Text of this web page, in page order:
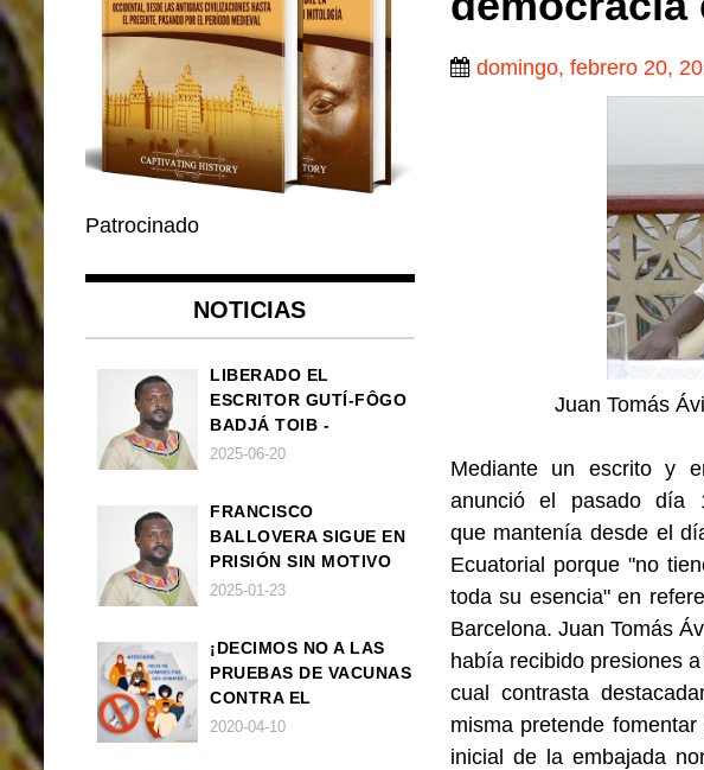
domingo, febrero 20,
Juan Tomás
Mediante un escrito y
anunció el pasado día
que mantenía desde el
Ecuatorial porque "no
toda su esencia" en
Barcelona. Juan Tomás
había recibido presiones
cual contrasta
misma pretende
inicial de la embajada
Patrocinado
NOTICIAS
LIBERADO EL
ESCRITOR GUTÍ-FÔGO
BADJÁ TOIB -
FRANCISCO
2025-06-20
FRANCISCO
BALLOVERA SIGUE EN
PRISIÓN SIN MOTIVO
ALGUNO
2025-01-23
¡DECIMOS NO A LAS
PRUEBAS DE VACUNAS
CONTRA EL
CORONAVIRUS EN
2020-04-10